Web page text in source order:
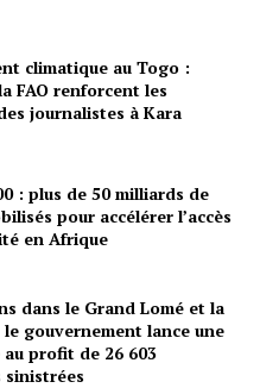
climatique au Togo :
FAO renforcent les
journalistes à Kara
: plus de 50 milliards de
pour accélérer l’accès
en Afrique
dans le Grand Lomé et la
gouvernement lance une
au profit de 26 603
sinistrées